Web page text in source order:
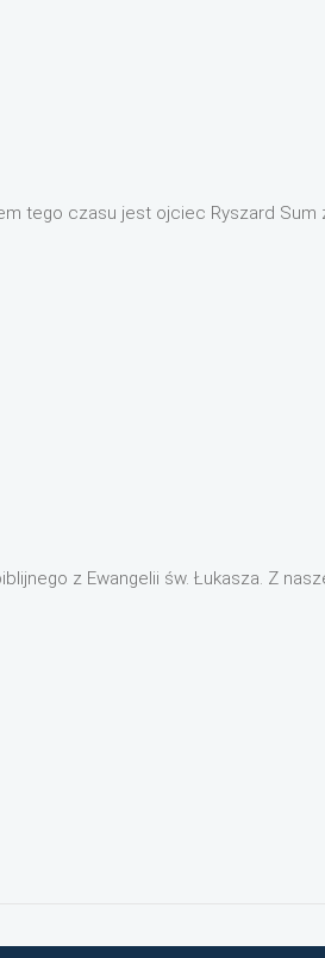
tego czasu jest ojciec Ryszard Sum
z Ewangelii św. Łukasza. Z